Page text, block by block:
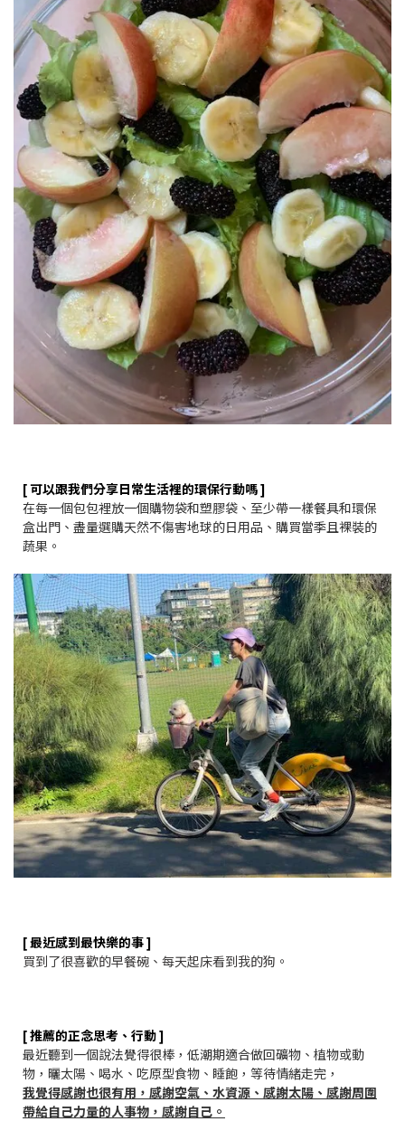
[ 可以跟我們分享日常生活裡的環保行動嗎 ]
在每一個包包裡放一個購物袋和塑膠袋、至少帶一樣餐具和環保
盒出門、盡量選購天然不傷害地球的日用品、購買當季且裸裝的
蔬果。
[ 最近感到最快樂的事 ]
買到了很喜歡的早餐碗、每天起床看到我的狗。
[ 推薦的正念思考、行動 ]
最近聽到一個說法覺得很棒，低潮期適合做回礦物、植物或動
物，曬太陽、喝水、吃原型食物、睡飽，等待情緒走完，
我覺得感謝也很有用，感謝空氣、水資源、感謝太陽、感謝周圍
帶給自己力量的人事物，感謝自己。